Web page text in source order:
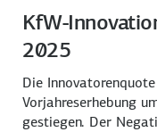
KfW-
2025
Die
Vorjahreserhebung
gestiegen. Der